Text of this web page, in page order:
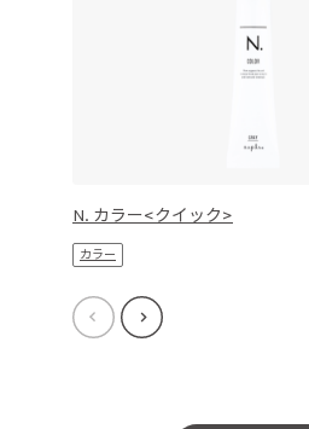
N. カラー<クイック>
カラー